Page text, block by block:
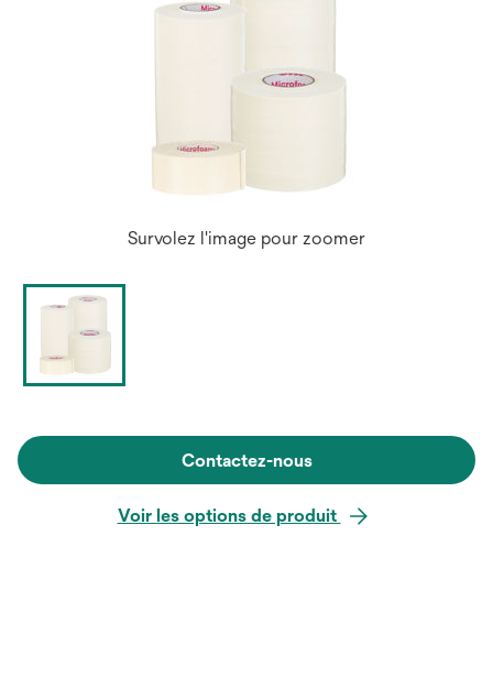
Survolez l'image pour zoomer
Contactez-nous
Voir les options de produit